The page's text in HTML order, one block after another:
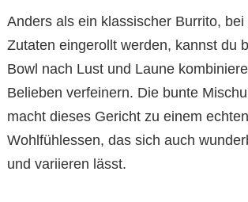
Anders als ein klassischer Burrito, bei
Zutaten eingerollt werden, kannst du
Bowl nach Lust und Laune
Belieben verfeinern. Die bunte
macht dieses Gericht zu einem echten
Wohlfühlessen, das sich auch
und variieren lässt.